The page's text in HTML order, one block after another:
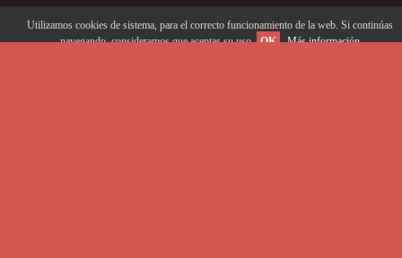
Utilizamos cookies de sistema, para el correcto funcionamiento de la web. Si continúas
navegando, consideramos que aceptas su uso. OK Más información